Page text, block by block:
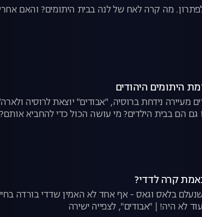
מעיירה נידחת ברוסיה, "אבודים" יוצאת לרוסיה
הם בבית הילדים? מי עושה הכול כדי להחביא
שנעלם בלאס וגאס - אף אחד לא האמין שדדי בורדה
לא היה! | "אבודים", לצפייה ישירה